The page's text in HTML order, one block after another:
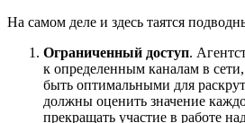
На самом деле и здесь таятся
Ограниченный доступ.
к определенным каналам в
быть оптимальными для
должны оценить значение
прекращать участие в работе